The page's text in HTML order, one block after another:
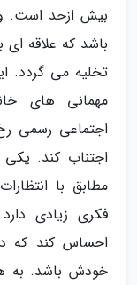
بیش ازحد است.
باشد که علاقه ای
تخلیه می گردد.
مهمانی های
اجتماعی رسمی
اجتناب کند. یکی
مطابق با
فکری زیادی
احساس کند که
خودش باشد. به